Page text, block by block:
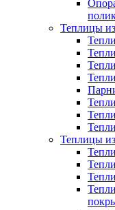
Теплицы
Теплицы